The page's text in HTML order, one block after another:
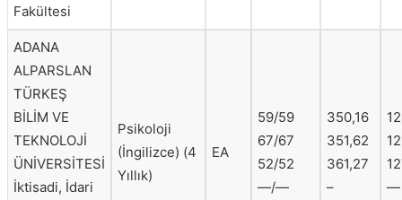
Fakültesi
ADANA
ALPARSLAN
TÜRKEŞ
BİLİM VE
TEKNOLOJİ
ÜNİVERSİTESİ
İktisadi, İdari
Psikoloji
(İngilizce) (4
Yıllık)
EA
59/59
67/67
52/52
—/—
350,16
351,62
361,27
–
—